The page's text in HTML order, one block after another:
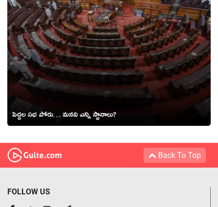
పెద్ద‌ల స‌భ పోరు… మనవి ఎన్ని స్థానాలు?
Back To Top
FOLLOW US